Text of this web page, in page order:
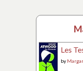
Les
by